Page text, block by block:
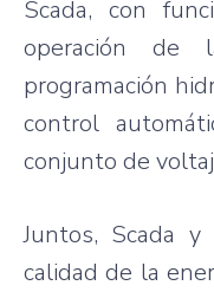
Scada, con
operación de
programación
control
conjunto de
Juntos, Scada
calidad de la